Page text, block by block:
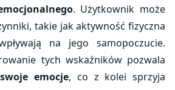
. Użytkownik może
takie jak aktywność fizyczna
na jego samopoczucie.
tych wskaźników pozwala
emocje, co z kolei sprzyja